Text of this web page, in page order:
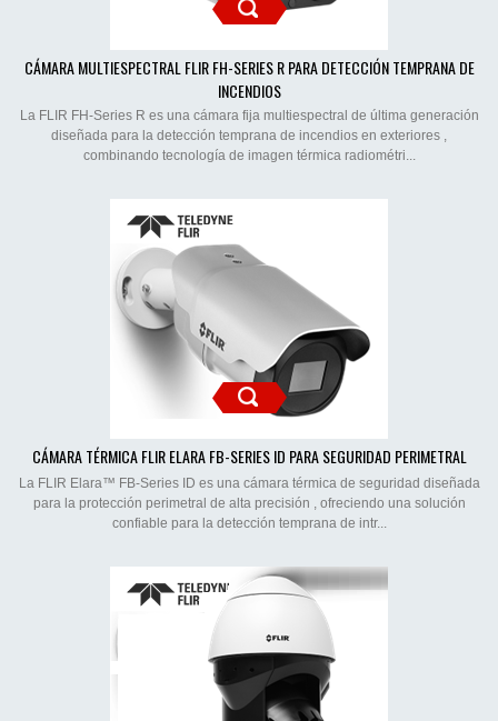
CÁMARA MULTIESPECTRAL FLIR FH-SERIES R PARA DETECCIÓN TEMPRANA DE
INCENDIOS
La FLIR FH-Series R es una cámara fija multiespectral de última generación
diseñada para la detección temprana de incendios en exteriores ,
combinando tecnología de imagen térmica radiométri...
CÁMARA TÉRMICA FLIR ELARA FB-SERIES ID PARA SEGURIDAD PERIMETRAL
La FLIR Elara™ FB-Series ID es una cámara térmica de seguridad diseñada
para la protección perimetral de alta precisión , ofreciendo una solución
confiable para la detección temprana de intr...